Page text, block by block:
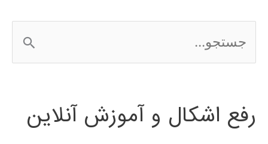
مثال
س
ج
رفع اشکال و آموزش آنلاین